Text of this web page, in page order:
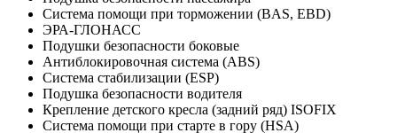
Система помощи при торможении (BAS, EBD)
ЭРА-ГЛОНАСС
Подушки безопасности боковые
Антиблокировочная система (ABS)
Система стабилизации (ESP)
Подушка безопасности водителя
Крепление детского кресла (задний ряд) ISOFIX
Система помощи при старте в гору (HSA)